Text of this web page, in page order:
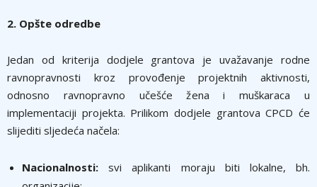
2. Opšte odredbe
Jedan od kriterija dodjele grantova je uvažavanje rodne
ravnopravnosti kroz provođenje projektnih aktivnosti,
odnosno ravnopravno učešće žena i muškaraca u
implementaciji projekta. Prilikom dodjele grantova CPCD će
slijediti sljedeća načela:
Nacionalnosti:svi aplikanti moraju biti lokalne, bh.